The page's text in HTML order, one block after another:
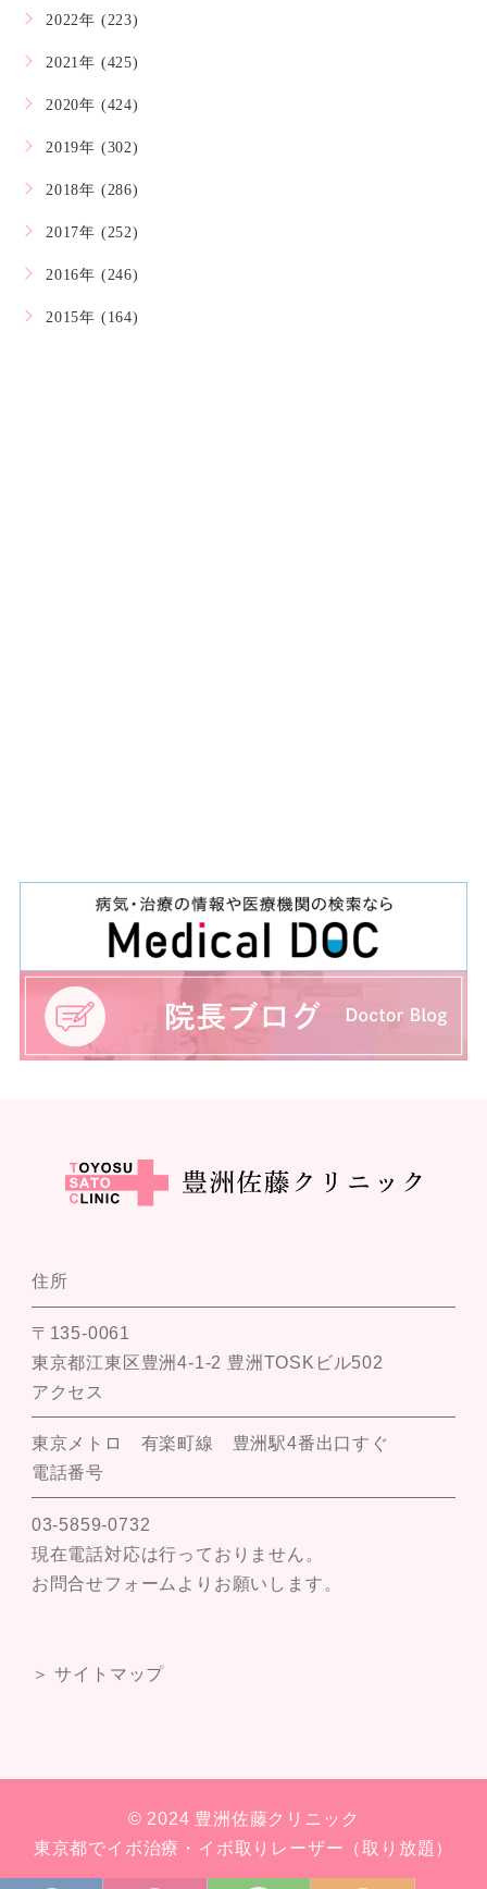
2022年 (223)
2021年 (425)
2020年 (424)
2019年 (302)
2018年 (286)
2017年 (252)
2016年 (246)
2015年 (164)
住所
〒135-0061
東京都江東区豊洲4-1-2 豊洲TOSKビル502
アクセス
東京メトロ 有楽町線 豊洲駅4番出口すぐ
電話番号
03-5859-0732
現在電話対応は行っておりません。
お問合せフォームよりお願いします。
＞ サイトマップ
© 2024 豊洲佐藤クリニック
東京都でイボ治療・イボ取りレーザー（取り放題）